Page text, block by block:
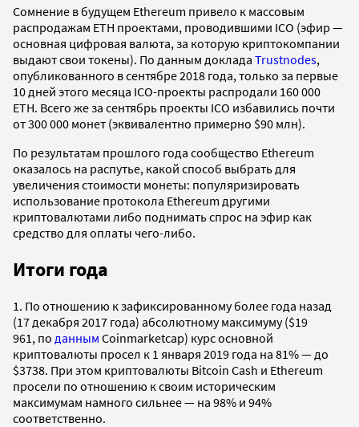
Сомнение в будущем Ethereum привело к массовым
распродажам ETH проектами, проводившими ICO (эфир —
основная цифровая валюта, за которую криптокомпании
выдают свои токены). По данным доклада Trustnodes,
опубликованного в сентябре 2018 года, только за первые
10 дней этого месяца ICO-проекты распродали 160 000
ETH. Всего же за сентябрь проекты ICO избавились почти
от 300 000 монет (эквивалентно примерно $90 млн).
По результатам прошлого года сообщество Ethereum
оказалось на распутье, какой способ выбрать для
увеличения стоимости монеты: популяризировать
использование протокола Ethereum другими
криптовалютами либо поднимать спрос на эфир как
средство для оплаты чего-либо.
Итоги года
1. По отношению к зафиксированному более года назад
(17 декабря 2017 года) абсолютному максимуму ($19
961, по данным Coinmarketcap) курс основной
криптовалюты просел к 1 января 2019 года на 81% — до
$3738. При этом криптовалюты Bitcoin Cash и Ethereum
просели по отношению к своим историческим
максимумам намного сильнее — на 98% и 94%
соответственно.